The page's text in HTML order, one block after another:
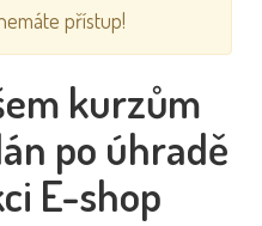
přístup!
kurzům
po úhradě
E-shop